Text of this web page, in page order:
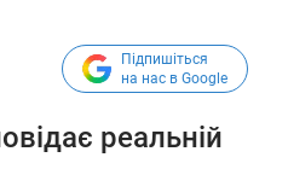
Підпишіться
на нас в Google
реальній